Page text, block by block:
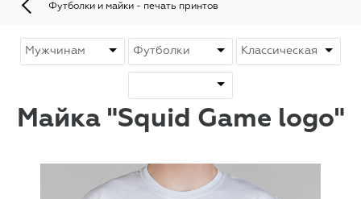
Футболки и майки - печать принтов
Майка "Squid Game logo"